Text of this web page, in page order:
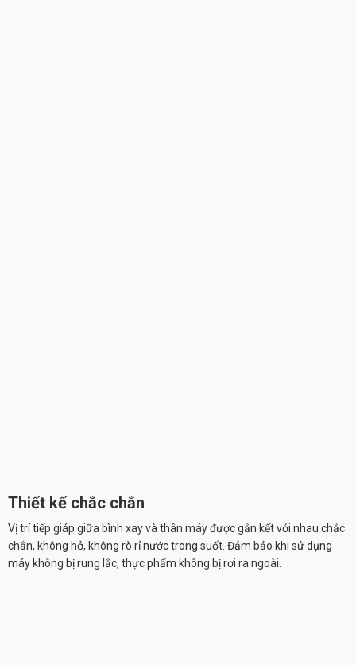
Thiết kế chắc chắn
Vị trí tiếp giáp giữa bình xay và thân máy được gắn kết với nhau chắc
chắn, không hở, không rò rỉ nước trong suốt. Đảm bảo khi sử dụng
máy không bị rung lắc, thực phẩm không bị rơi ra ngoài.